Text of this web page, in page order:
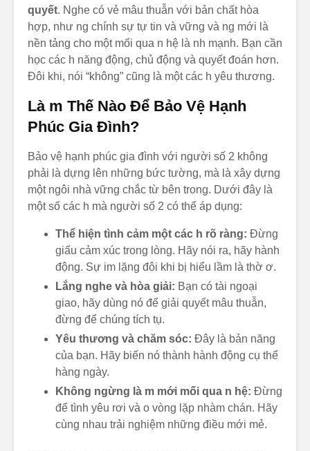
quyết. Nghe có vẻ mâu thuẫn với bản chất hòa
hợp, như ng chính sự tự tin và vững và ng mới là
nền tảng cho một mối qua n hệ là nh mạnh. Bạn cần
học các h năng động, chủ động và quyết đoán hơn.
Đôi khi, nói “không” cũng là một các h yêu thương.
Là m Thế Nào Để Bảo Vệ Hạnh
Phúc Gia Đình?
Bảo vệ hạnh phúc gia đình với người số 2 không
phải là dựng lên những bức tường, mà là xây dựng
một ngôi nhà vững chắc từ bên trong. Dưới đây là
một số các h mà người số 2 có thể áp dụng:
Thể hiện tình cảm một các h rõ ràng: Đừng
giấu cảm xúc trong lòng. Hãy nói ra, hãy hành
động. Sự im lặng đôi khi bị hiểu lầm là thờ ơ.
Lắng nghe và hòa giải: Bạn có tài ngoại
giao, hãy dùng nó để giải quyết mâu thuẫn,
đừng để chúng tích tụ.
Yêu thương và chăm sóc: Đây là bản năng
của bạn. Hãy biến nó thành hành động cụ thể
hàng ngày.
Không ngừng là m mới mối qua n hệ: Đừng
để tình yêu rơi và o vòng lặp nhàm chán. Hãy
cùng nhau trải nghiệm những điều mới mẻ.